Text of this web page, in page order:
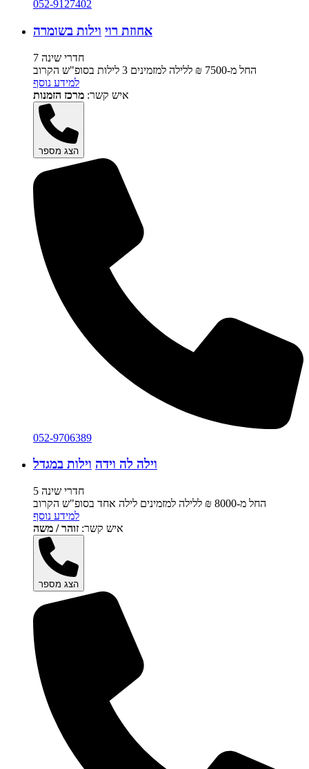
052-9127402
אחוזת רוי וילות בשומרה
7 חדרי שינה
החל מ-‏7500 ₪ ללילה למזמינים 3 לילות בסופ"ש הקרוב
למידע נוסף
איש קשר: מרכז הזמנות
הצג מספר
052-9706389
וילה לה וידה וילות במגדל
5 חדרי שינה
החל מ-‏8000 ₪ ללילה למזמינים לילה אחד בסופ"ש הקרוב
למידע נוסף
איש קשר: זוהר / משה
הצג מספר